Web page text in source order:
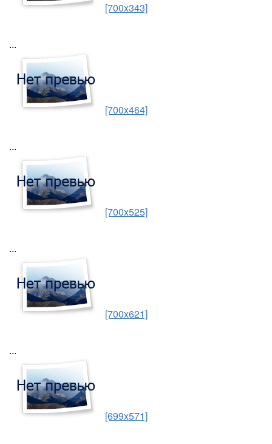
[700x343]
...
[700x464]
...
[700x525]
...
[700x621]
...
[699x571]